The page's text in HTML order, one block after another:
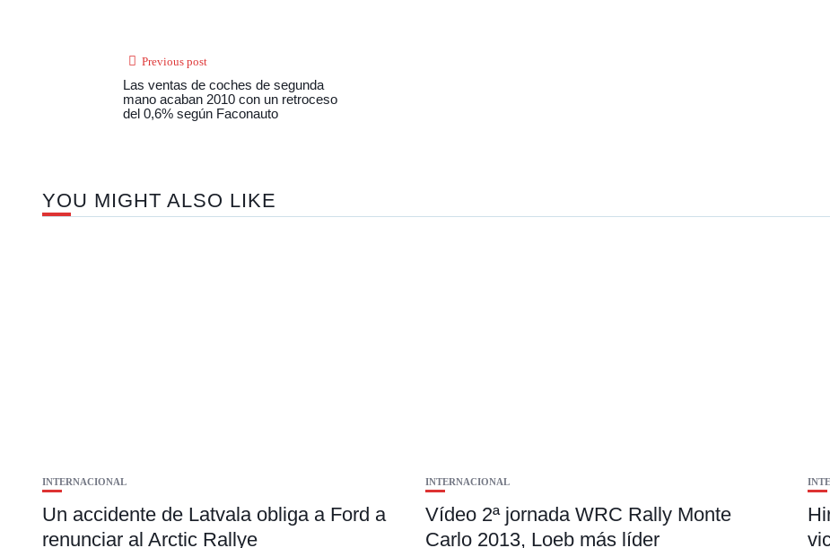
Previous post
Las ventas de coches de segunda
mano acaban 2010 con un retroceso
del 0,6% según Faconauto
YOU MIGHT ALSO LIKE
INTERNACIONAL
Un accidente de Latvala obliga a Ford a
renunciar al Arctic Rallye
INTERNACIONAL
Vídeo 2ª jornada WRC Rally Monte
Carlo 2013, Loeb más líder